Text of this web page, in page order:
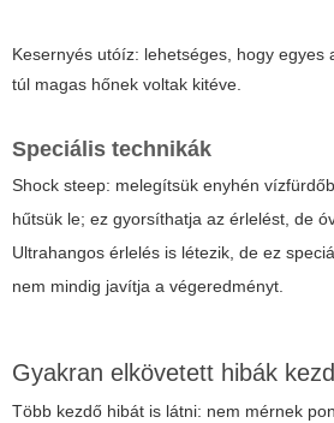
Kesernyés utóíz: lehetséges, hogy egyes
túl magas hőnek voltak kitéve.
Speciális technikák
Shock steep: melegítsük enyhén
hűtsük le; ez gyorsíthatja az érlelést, de
Ultrahangos érlelés is létezik, de ez
nem mindig javítja a végeredményt.
Gyakran elkövetett hibák
Több kezdő hibát is látni: nem mérnek